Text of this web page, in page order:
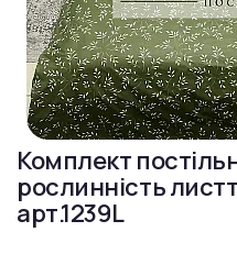
Комплект
рослинність
арт.1239L